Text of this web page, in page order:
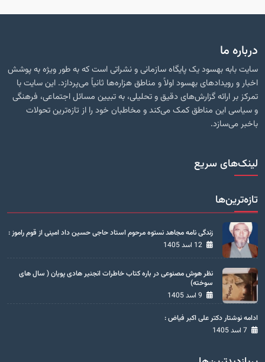
درباره ما
سایت بابه بهسود یک پایگاه سازمانی و نشراتی است که به طور ویژه به پوشش
اخبار و رویدادهای بهسود اولاً و مناطق هزاره‌ها ثانیاً می‌پردازد. این سایت با
تمرکز بر ارائه گزارش‌های دقیق و تحلیلی، به تبیین مسائل اجتماعی، فرهنگی
و سیاسی این مناطق کمک می‌کند و مخاطبان خود را از تازه‌ترین تحولات
باخبر می‌سازد.
لینک‌های سریع
تازه‌ترین‌ها
زندگی نامه مجاهد نستوه مرحوم استاد حاجی حسین داد امینی از قوم راموز :
نظر هوش مصنوعی در باره کتاب خاطرات انجنیر هادی پویان ( سال های
سوخته)
ادامه نوشتار دکتر علی اکبر فیاض :